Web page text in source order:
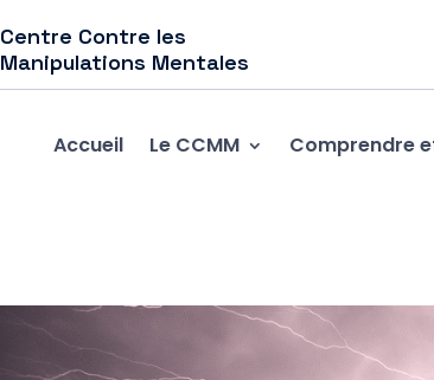
Centre Contre les
Manipulations Mentales
Accueil Le CCMM Comprendre